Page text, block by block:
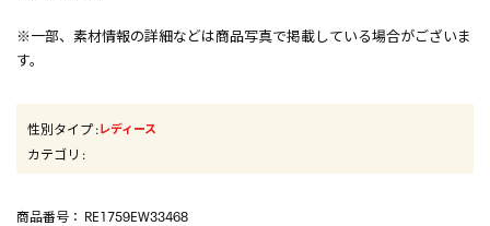
※一部、素材情報の詳細などは商品写真で掲載している場合がございま
す。
性別タイプ:レディース
カテゴリ :
商品番号 ： RE1759EW33468